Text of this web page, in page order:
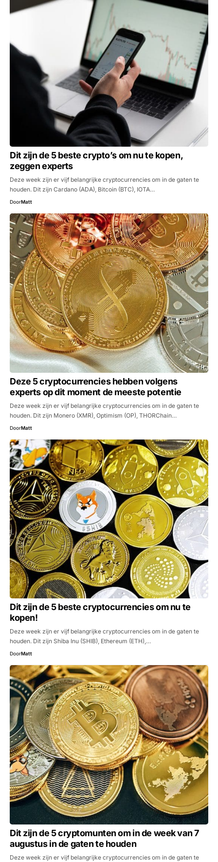
Dit zijn de 5 beste crypto’s om nu te kopen,
zeggen experts
Deze week zijn er vijf belangrijke cryptocurrencies om in de gaten te
houden. Dit zijn Cardano (ADA), Bitcoin (BTC), IOTA…
DoorMatt
Deze 5 cryptocurrencies hebben volgens
experts op dit moment de meeste potentie
Deze week zijn er vijf belangrijke cryptocurrencies om in de gaten te
houden. Dit zijn Monero (XMR), Optimism (OP), THORChain…
DoorMatt
Dit zijn de 5 beste cryptocurrencies om nu te
kopen!
Deze week zijn er vijf belangrijke cryptocurrencies om in de gaten te
houden. Dit zijn Shiba Inu (SHIB), Ethereum (ETH),…
DoorMatt
Dit zijn de 5 cryptomunten om in de week van 7
augustus in de gaten te houden
Deze week zijn er vijf belangrijke cryptocurrencies om in de gaten te